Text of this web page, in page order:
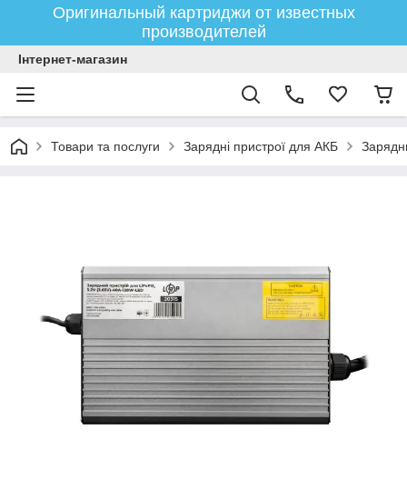
Оригинальный картриджи от известных
производителей
Інтернет-магазин
Товари та послуги Зарядні пристрої для АКБ